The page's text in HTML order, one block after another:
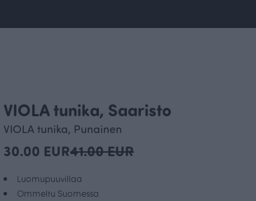
VIOLA tunika, Saaristo
VIOLA tunika, Punainen
30.00 EUR41.00 EUR
Luomupuuvillaa
Ommeltu Suomessa